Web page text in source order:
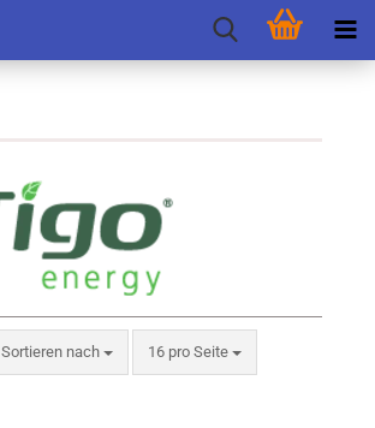
Sortieren nach 16 pro Seite